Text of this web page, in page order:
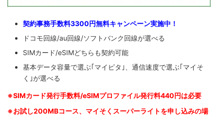
契約事務手数料3300円無料キャンペーン実施中！
ドコモ回線/au回線/ソフトバンク回線が選べる
SIMカード/eSIMどちらも契約可能
基本データ容量で選ぶ｢マイピタ｣、通信速度で選ぶ｢マイそ
く｣が選べる
※SIMカード発行手数料/eSIMプロファイル発行料440円は必要
※お試し200MBコース、マイそくスーパーライトを申し込みの場